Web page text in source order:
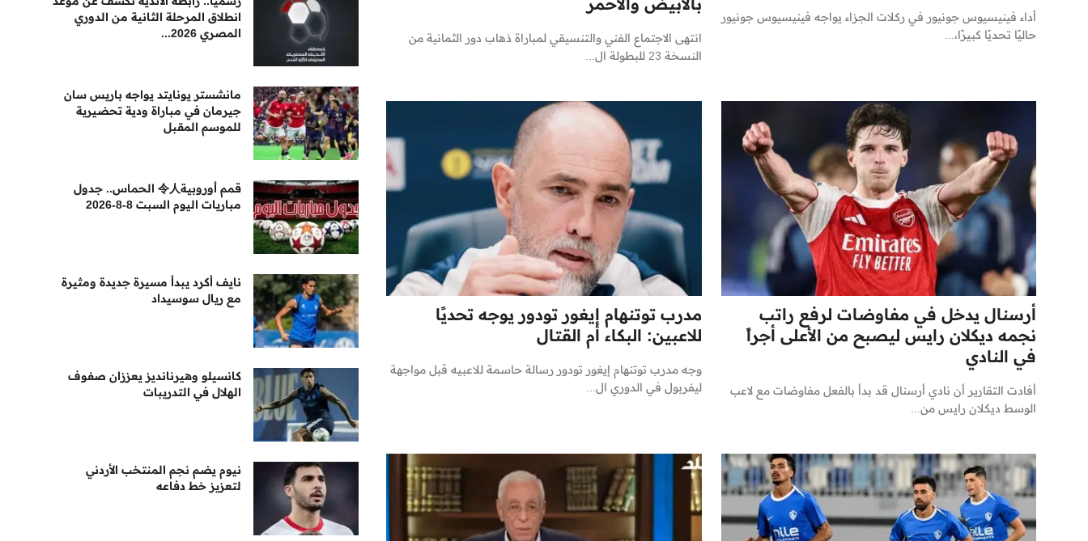
أداء فينيسيوس جونيور في ركلات الجزاء يواجه فينيسيوس جونيور
حاليًا تحديًا كبيرًا،...
انتهى الاجتماع الفني والتنسيقي لمباراة ذهاب دور الثمانية من
النسخة 23 للبطولة ال...
أرسنال يدخل في مفاوضات لرفع راتب
نجمه ديكلان رايس ليصبح من الأعلى أجراً
في النادي
أفادت التقارير أن نادي أرسنال قد بدأ بالفعل مفاوضات مع لاعب
الوسط ديكلان رايس من...
مدرب توتنهام إيغور تودور يوجه تحديًا
للاعبين: البكاء أم القتال
وجه مدرب توتنهام إيغور تودور رسالة حاسمة للاعبيه قبل مواجهة
ليفربول في الدوري ال...
انطلاق المرحلة الثانية من الدوري
المصري 2026...
مانشستر يونايتد يواجه باريس سان
جيرمان في مباراة ودية تحضيرية
للموسم المقبل
قمم أوروبية令人 الحماس.. جدول
مباريات اليوم السبت 8-8-2026
نايف أكرد يبدأ مسيرة جديدة ومثيرة
مع ريال سوسيداد
كانسيلو وهيرنانديز يعززان صفوف
الهلال في التدريبات
نيوم يضم نجم المنتخب الأردني
لتعزيز خط دفاعه